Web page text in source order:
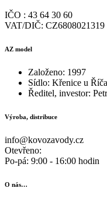
IČO : 43 64 30 60
VAT/DIČ: CZ6808021319
AZ model
Založeno: 1997
Sídlo: Křenice u
Ředitel, investor:
Výroba, distribuce
info@kovozavody.cz
Otevřeno:
Po-pá: 9:00 - 16:00 hodin
O nás…